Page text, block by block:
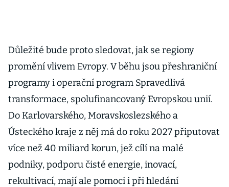
Důležité bude proto sledovat, jak se regiony
promění vlivem Evropy. V běhu jsou přeshraniční
programy i operační program Spravedlivá
transformace, spolufinancovaný Evropskou unií.
Do Karlovarského, Moravskoslezského a
Ústeckého kraje z něj má do roku 2027 připutovat
více než 40 miliard korun, jež cílí na malé
podniky, podporu čisté energie, inovací,
rekultivací, mají ale pomoci i při hledání